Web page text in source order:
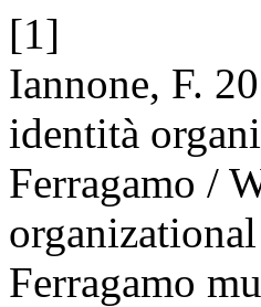
[1]
Iannone, F.
identità
Ferragamo /
Ferragamo